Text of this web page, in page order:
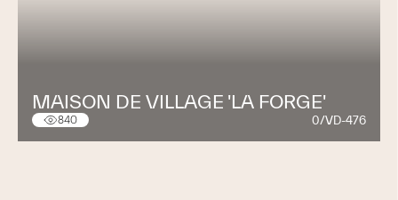
MAISON DE VILLAGE 'LA FORGE'
840 0/VD-476